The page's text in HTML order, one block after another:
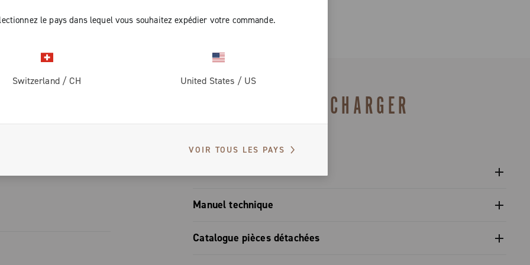
le pays dans lequel vous souhaitez expédier votre commande.
Switzerland / CH United States / US
VOIR TOUS LES PAYS
réglables
frein les plus appréciés du marché
TÉLÉCHARGER
Manuel technique
Freins mono pivot / dual pivot
Catalogue pièces détachées